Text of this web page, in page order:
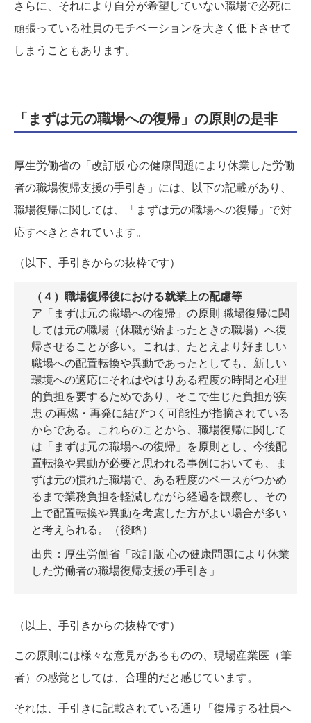
さらに、それにより自分が希望していない職場で必死に
頑張っている社員のモチベーションを大きく低下させて
しまうこともあります。
「まずは元の職場への復帰」の原則の是非
厚生労働省の 「改訂版 心の健康問題により休業した労働
者の職場復帰支援の手引き」 には、以下の記載があり、
職場復帰に関しては、「まずは元の職場への復帰」で対
応すべきとされています。
（以下、手引きからの抜粋です）
（４）職場復帰後における就業上の配慮等
ア「まずは元の職場への復帰」の原則 職場復帰に関
しては元の職場（休職が始まったときの職場）へ復
帰させることが多い。これは、たとえより好ましい
職場への配置転換や異動であったとしても、新しい
環境への適応にそれはやはりある程度の時間と心理
的負担を要するためであり、そこで生じた負担が疾
患 の再燃・再発に結びつく可能性が指摘されている
からである。これらのことから、職場復帰に関して
は「まずは元の職場への復帰」を原則とし、今後配
置転換や異動が必要と思われる事例においても、ま
ずは元の慣れた職場で、ある程度のペースがつかめ
るまで業務負担を軽減しながら経過を観察し、その
上で配置転換や異動を考慮した方がよい場合が多い
と考えられる。（後略）
出典：厚生労働省 「改訂版 心の健康問題により休業
した労働者の職場復帰支援の手引き」
（以上、手引きからの抜粋です）
この原則には様々な意見があるものの、現場産業医（筆
者）の感覚としては、合理的だと感じています。
それは、手引きに記載されている通り「復帰する社員へ